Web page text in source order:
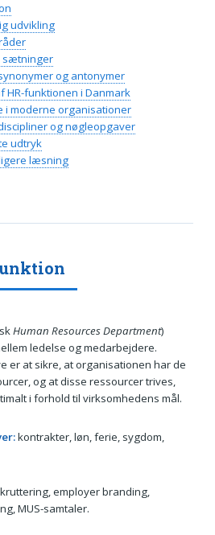
Human Resources Department)
ledelse og medarbejdere.
er at sikre, at organisationen har de
og at disse ressourcer trives,
i forhold til virksomhedens mål.
kontrakter, løn, ferie, sygdom,
employer branding,
MUS-samtaler.
udvikling
sætninger
og antonymer
HR-funktionen i Danmark
i moderne organisationer
og nøgleopgaver
udtryk
læsning